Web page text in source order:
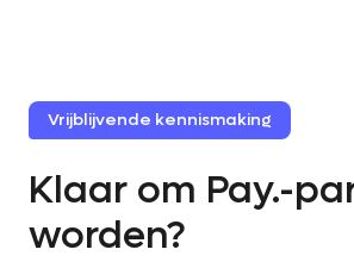
Vrijblijvende kennismaking
Klaar om Pay.-
worden?